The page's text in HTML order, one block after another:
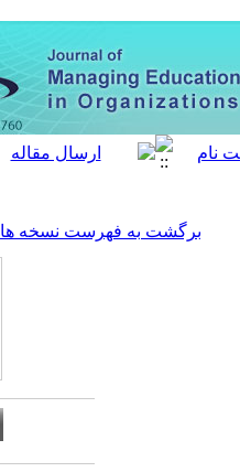
برگشت به فهرست نسخه ها